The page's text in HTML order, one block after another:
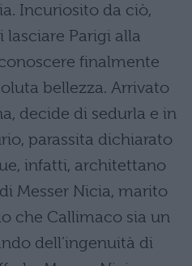
Incuriosito da ciò,
lasciare Parigi alla
finalmente
bellezza. Arrivato
decide di sedurla e in
parassita dichiarato
infatti, architettano
Messer Nicia, marito
che Callimaco sia un
dell’ingenuità di